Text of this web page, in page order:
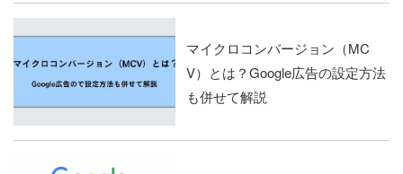
マイクロコンバージョン（MC
V）とは？Google広告の設定方法
も併せて解説